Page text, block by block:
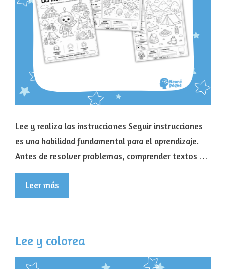
Lee y realiza las instrucciones Seguir instrucciones
es una habilidad fundamental para el aprendizaje.
Antes de resolver problemas, comprender textos …
Leer más
Lee y colorea